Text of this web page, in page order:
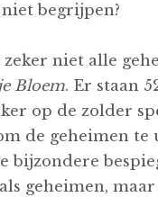
begrijpen?
niet alle
Bloem. Er staan
op de zolder
de geheimen te
bijzondere
geheimen, maar